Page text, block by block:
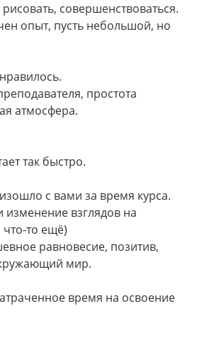
совершенствоваться.
опыт, пусть небольшой, но
простота
атмосфера.
так быстро.
с вами за время курса.
изменение взглядов на
то ещё)
равновесие, позитив,
мир.
время на освоение